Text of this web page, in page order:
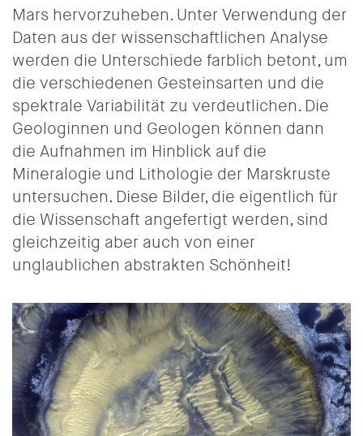
Mars hervorzuheben. Unter Verwendung der
Daten aus der wissenschaftlichen Analyse
werden die Unterschiede farblich betont, um
die verschiedenen Gesteinsarten und die
spektrale Variabilität zu verdeutlichen. Die
Geologinnen und Geologen können dann
die Aufnahmen im Hinblick auf die
Mineralogie und Lithologie der Marskruste
untersuchen. Diese Bilder, die eigentlich für
die Wissenschaft angefertigt werden, sind
gleichzeitig aber auch von einer
unglaublichen abstrakten Schönheit!